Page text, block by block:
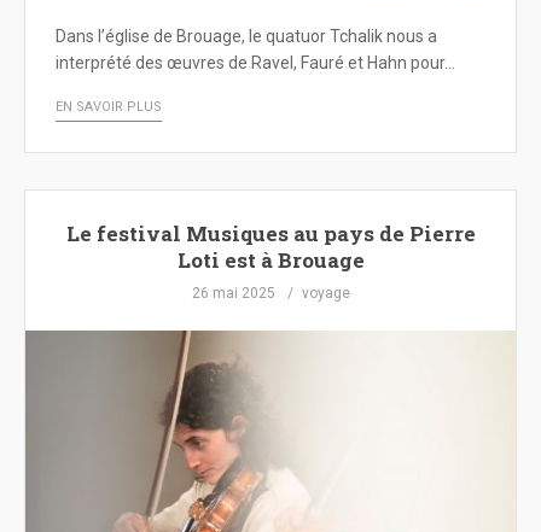
Dans l’église de Brouage, le quatuor Tchalik nous a
interprété des œuvres de Ravel, Fauré et Hahn pour…
EN SAVOIR PLUS
Le festival Musiques au pays de Pierre
Loti est à Brouage
26 mai 2025 voyage